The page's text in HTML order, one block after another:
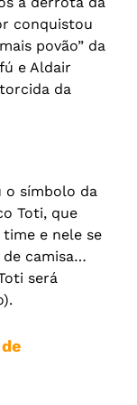
conquistou
povão” da
e Aldair
da
o símbolo da
Toti, que
e nele se
camisa…
será